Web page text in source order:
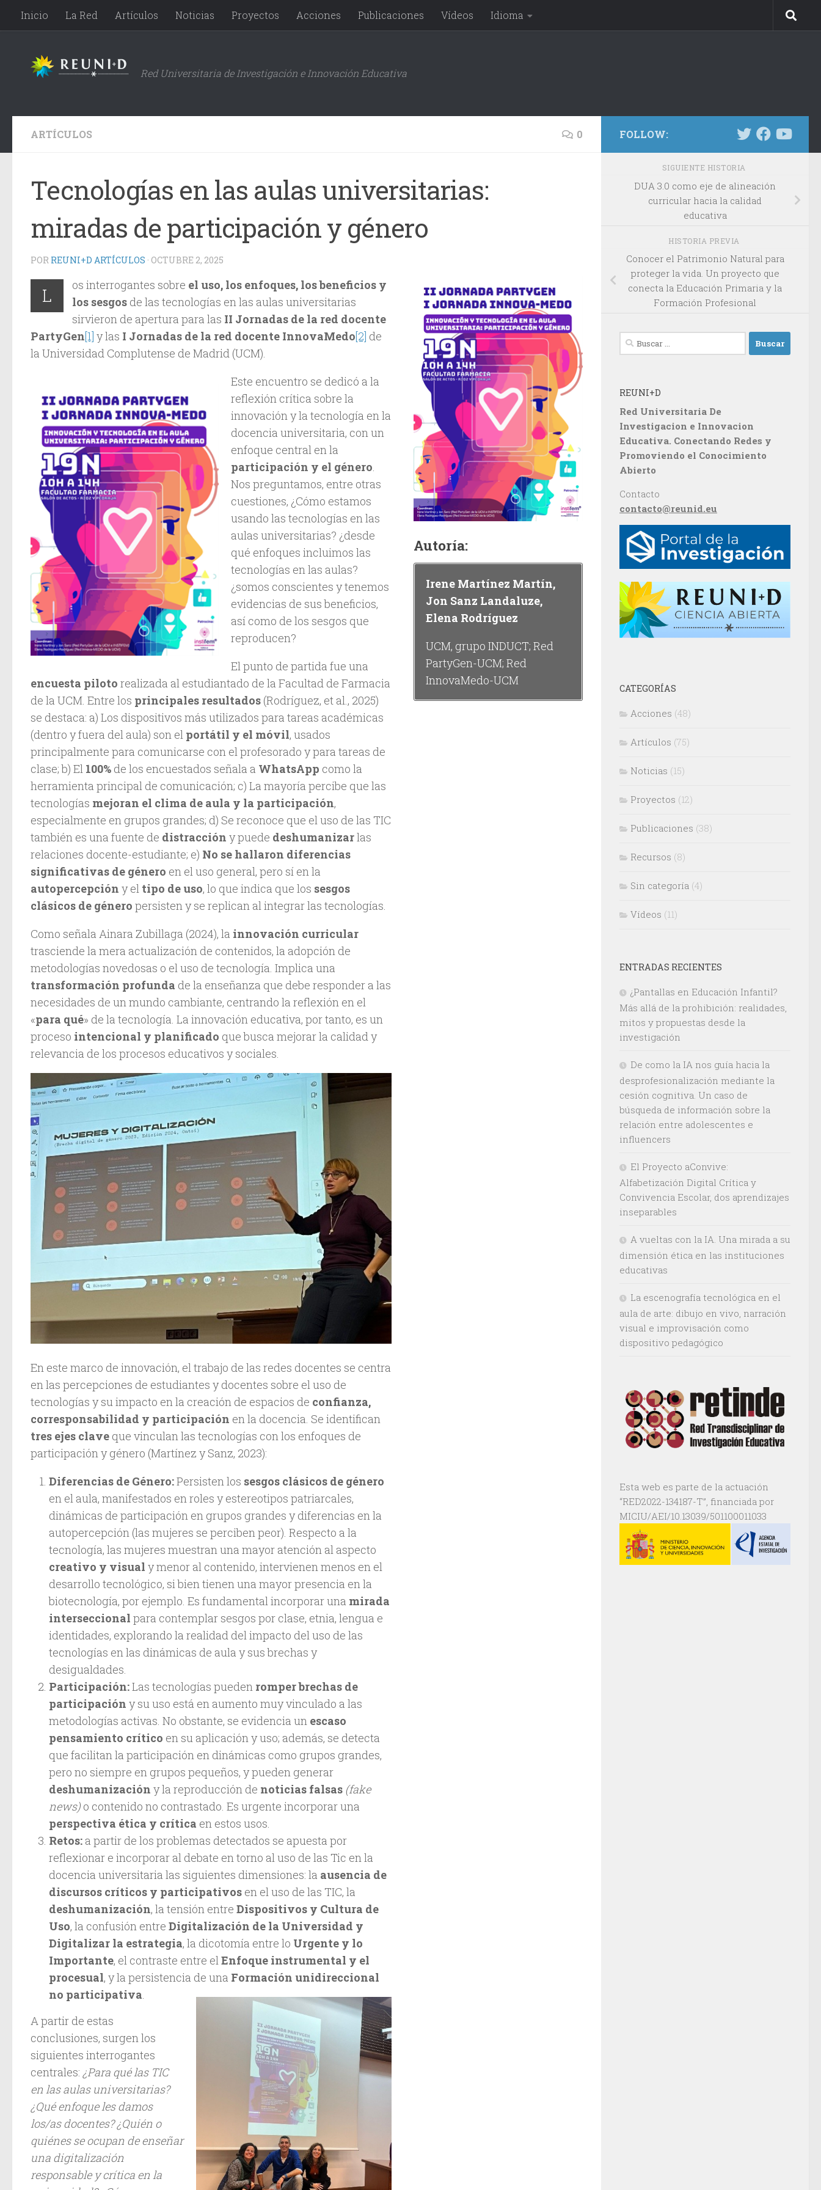
Saltar al contenido
Inicio La Red Artículos Noticias Proyectos Acciones Publicaciones Vídeos Idioma
Red Universitaria de Investigación e Innovación Educativa
ARTÍCULOS 0
Tecnologías en las aulas universitarias:
miradas de participación y género
POR REUNI+D ARTÍCULOS · OCTUBRE 2, 2025
L
os interrogantes sobre el uso, los enfoques, los beneficios y
los sesgosde las tecnologías en las aulas universitarias
sirvieron de apertura para las II Jornadas de la red docente
PartyGen[1] y las I Jornadas de la red docente InnovaMedo[2] de
la Universidad Complutense de Madrid (UCM).
Este encuentro se dedicó a la
reflexión crítica sobre la
innovación y la tecnología en la
docencia universitaria, con un
enfoque central en la
participación y el género.
Nos preguntamos, entre otras
cuestiones, ¿Cómo estamos
usando las tecnologías en las
aulas universitarias? ¿desde
qué enfoques incluimos las
tecnologías en las aulas?
¿somos conscientes y tenemos
evidencias de sus beneficios,
así como de los sesgos que
reproducen?
El punto de partida fue una
encuesta piloto realizada al estudiantado de la Facultad de Farmacia
de la UCM. Entre los principales resultados (Rodríguez, et al., 2025)
se destaca: a) Los dispositivos más utilizados para tareas académicas
(dentro y fuera del aula) son el portátil y el móvil, usados
principalmente para comunicarse con el profesorado y para tareas de
clase; b) El 100% de los encuestados señala a WhatsApp como la
herramienta principal de comunicación; c) La mayoría percibe que las
tecnologías mejoran el clima de aula y la participación,
especialmente en grupos grandes; d) Se reconoce que el uso de las TIC
también es una fuente de distracción y puede deshumanizarlas
relaciones docente-estudiante; e) No se hallaron diferencias
significativas de género en el uso general, pero sí en la
autopercepción y el tipo de uso, lo que indica que los sesgos
clásicos de género persisten y se replican al integrar las tecnologías.
Como señala Ainara Zubillaga (2024), la innovación curricular
trasciende la mera actualización de contenidos, la adopción de
metodologías novedosas o el uso de tecnología. Implica una
transformación profunda de la enseñanza que debe responder a las
necesidades de un mundo cambiante, centrando la reflexión en el
«para qué» de la tecnología. La innovación educativa, por tanto, es un
proceso intencional y planificado que busca mejorar la calidad y
relevancia de los procesos educativos y sociales.
En este marco de innovación, el trabajo de las redes docentes se centra
en las percepciones de estudiantes y docentes sobre el uso de
tecnologías y su impacto en la creación de espacios de confianza,
corresponsabilidad y participación en la docencia. Se identifican
tres ejes clave que vinculan las tecnologías con los enfoques de
participación y género (Martínez y Sanz, 2023):
Diferencias de Género:Persisten los sesgos clásicos de género
en el aula, manifestados en roles y estereotipos patriarcales,
dinámicas de participación en grupos grandes y diferencias en la
autopercepción (las mujeres se perciben peor). Respecto a la
tecnología, las mujeres muestran una mayor atención al aspecto
creativo y visual y menor al contenido, intervienen menos en el
desarrollo tecnológico, si bien tienen una mayor presencia en la
biotecnología, por ejemplo. Es fundamental incorporar una mirada
interseccional para contemplar sesgos por clase, etnia, lengua e
identidades, explorando la realidad del impacto del uso de las
tecnologías en las dinámicas de aula y sus brechas y
desigualdades.
Participación:Las tecnologías pueden romper brechas de
participación y su uso está en aumento muy vinculado a las
metodologías activas. No obstante, se evidencia un escaso
pensamiento crítico en su aplicación y uso; además, se detecta
que facilitan la participación en dinámicas como grupos grandes,
pero no siempre en grupos pequeños, y pueden generar
deshumanización y la reproducción de noticias falsas (fake
news) o contenido no contrastado. Es urgente incorporar una
perspectiva ética y crítica en estos usos.
Retos: a partir de los problemas detectados se apuesta por
reflexionar e incorporar al debate en torno al uso de las Tic en la
docencia universitaria las siguientes dimensiones: la ausencia de
discursos críticos y participativos en el uso de las TIC, la
deshumanización, la tensión entre Dispositivos y Cultura de
Uso, la confusión entre Digitalización de la Universidad y
Digitalizar la estrategia, la dicotomía entre lo Urgente y lo
Importante, el contraste entre elEnfoque instrumental y el
procesual, y la persistencia de una Formación unidireccional
no participativa.
A partir de estas
conclusiones, surgen los
siguientes interrogantes
centrales: ¿Para qué las TIC
en las aulas universitarias?
¿Qué enfoque les damos
los/as docentes? ¿Quién o
quiénes se ocupan de enseñar
una digitalización
responsable y crítica en la
Autoría:
Irene Martínez Martín,
Jon Sanz Landaluze,
Elena Rodríguez
UCM, grupo INDUCT; Red
PartyGen-UCM; Red
InnovaMedo-UCM
FOLLOW:
SIGUIENTE HISTORIA
DUA 3.0 como eje de alineación
curricular hacia la calidad
educativa
HISTORIA PREVIA
Conocer el Patrimonio Natural para
proteger la vida. Un proyecto que
conecta la Educación Primaria y la
Formación Profesional
Buscar:
REUNI+D
Red Universitaria De
Investigacion e Innovacion
Educativa. Conectando Redes y
Promoviendo el Conocimiento
Abierto
Contacto
contacto@reunid.eu
CATEGORÍAS
Acciones (48)
Artículos (75)
Noticias (15)
Proyectos (12)
Publicaciones (38)
Recursos (8)
Sin categoría (4)
Vídeos (11)
ENTRADAS RECIENTES
¿Pantallas en Educación Infantil?
Más allá de la prohibición: realidades,
mitos y propuestas desde la
investigación
De como la IA nos guía hacia la
desprofesionalización mediante la
cesión cognitiva. Un caso de
búsqueda de información sobre la
relación entre adolescentes e
influencers
El Proyecto aConvive:
Alfabetización Digital Crítica y
Convivencia Escolar, dos aprendizajes
inseparables
A vueltas con la IA. Una mirada a su
dimensión ética en las instituciones
educativas
La escenografía tecnológica en el
aula de arte: dibujo en vivo, narración
visual e improvisación como
dispositivo pedagógico
Esta web es parte de la actuación
“RED2022-134187-T”, financiada por
MICIU/AEI/10.13039/501100011033